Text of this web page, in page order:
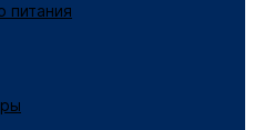
питания